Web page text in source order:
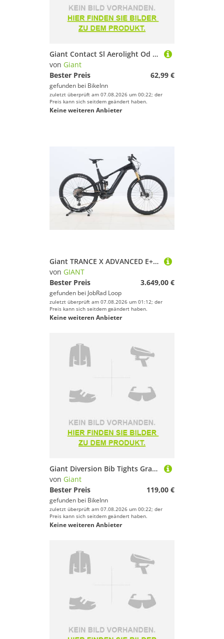
Giant Contact Sl Aerolight Od Stem Silber 120 mm / 0º
von Giant
Bester Preis
62,99 €
gefunden bei BikeInn
zuletzt überprüft am 07.08.2026 um 00:22; der
Preis kann sich seitdem geändert haben.
Keine weiteren Anbieter
Giant TRANCE X ADVANCED E+ LTD – 2022 – für Körpergröße 187 - 196 cm
von GIANT
Bester Preis
3.649,00 €
gefunden bei JobRad Loop
zuletzt überprüft am 07.08.2026 um 01:12; der
Preis kann sich seitdem geändert haben.
Keine weiteren Anbieter
Giant Diversion Bib Tights Grau L-XL Mann
von Giant
Bester Preis
119,00 €
gefunden bei BikeInn
zuletzt überprüft am 07.08.2026 um 00:22; der
Preis kann sich seitdem geändert haben.
Keine weiteren Anbieter